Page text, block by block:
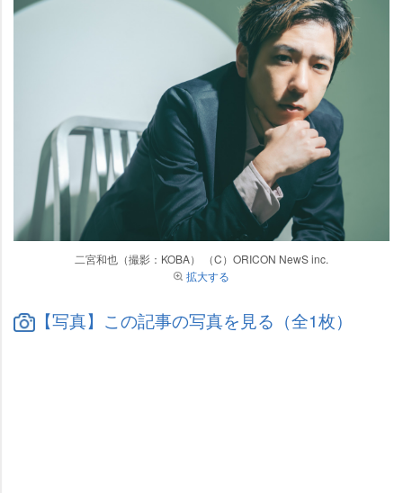
二宮和也（撮影：KOBA） （C）ORICON NewS inc.
拡大する
【写真】この記事の写真を見る（全1枚）